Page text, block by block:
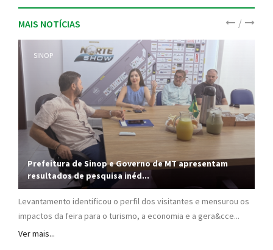
MAIS NOTÍCIAS /
SINOP
Prefeitura de Sinop e Governo de MT apresentam
resultados de pesquisa inéd...
Levantamento identificou o perfil dos visitantes e mensurou os
impactos da feira para o turismo, a economia e a gera&cce...
Ver mais...